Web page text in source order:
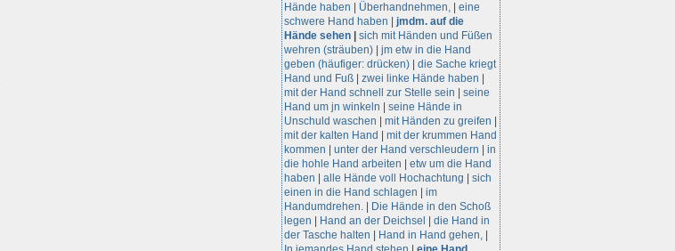
Hände haben
Überhandnehmen,
eine
schwere Hand haben
jmdm. auf die
Hände sehen
sich mit Händen und Füßen
wehren (sträuben)
jm etw in die Hand
geben (häufiger: drücken)
die Sache kriegt
Hand und Fuß
zwei linke Hände haben
mit der Hand schnell zur Stelle sein
seine
Hand um jn winkeln
seine Hände in
Unschuld waschen
mit Händen zu greifen
mit der kalten Hand
mit der krummen Hand
kommen
unter der Hand verschleudern
in
die hohle Hand arbeiten
etw um die Hand
haben
alle Hände voll Hochachtung
sich
einen in die Hand schlagen
im
Handumdrehen.
Die Hände in den Schoß
legen
Hand an der Deichsel
die Hand in
der Tasche halten
Hand in Hand gehen,